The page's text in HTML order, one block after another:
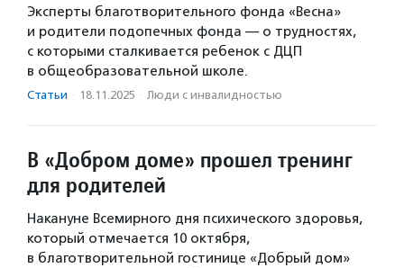
Эксперты благотворительного фонда «Весна»
и родители подопечных фонда — о трудностях,
с которыми сталкивается ребенок с ДЦП
в общеобразовательной школе.
Статьи · 18.11.2025 · Люди с инвалидностью
В «Добром доме» прошел тренинг
для родителей
Накануне Всемирного дня психического здоровья,
который отмечается 10 октября,
в благотворительной гостинице «Добрый дом»